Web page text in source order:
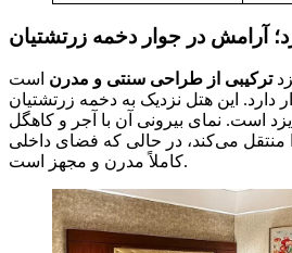
آرامش در جوار دخمه زرتشتیان
ترکیبی از طراحی سنتی و مدرن است
دارد. این هتل نزدیک به دخمه زرتشتیان
است. نمای بیرونی آن با آجر و کاهگل
می‌کند، در حالی که فضای داخلی
کاملاً مدرن و مجهز است.